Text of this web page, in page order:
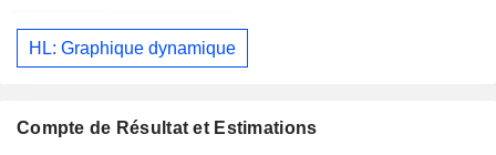
HL: Graphique dynamique
Compte de Résultat et Estimations